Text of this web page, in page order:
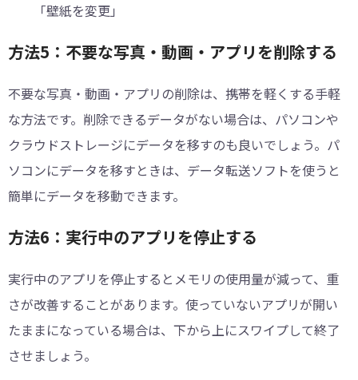
「壁紙を変更」
方法5：不要な写真・動画・アプリを削除する
不要な写真・動画・アプリの削除は、携帯を軽くする手軽
な方法です。削除できるデータがない場合は、パソコンや
クラウドストレージにデータを移すのも良いでしょう。パ
ソコンにデータを移すときは、データ転送ソフトを使うと
簡単にデータを移動できます。
方法6：実行中のアプリを停止する
実行中のアプリを停止するとメモリの使用量が減って、重
さが改善することがあります。使っていないアプリが開い
たままになっている場合は、下から上にスワイプして終了
させましょう。